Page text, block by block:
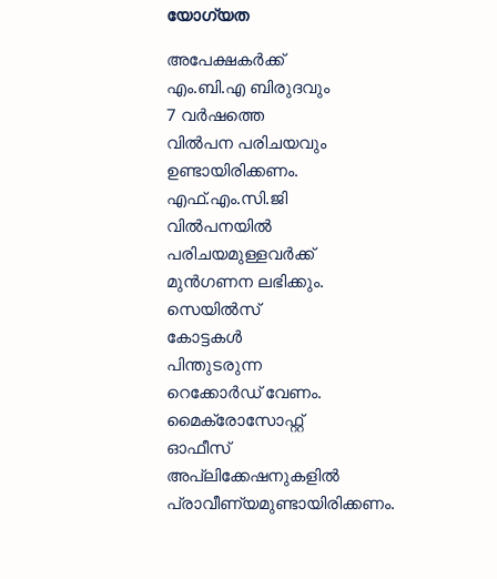
യോഗ്യത
അപേക്ഷകർക്ക്
എം.ബി.എ ബിരുദവും
7 വർഷത്തെ
വിൽപന പരിചയവും
ഉണ്ടായിരിക്കണം.
എഫ്.എം.സി.ജി
വിൽപനയിൽ
പരിചയമുള്ളവർക്ക്
മുൻഗണന ലഭിക്കും.
സെയിൽസ്
കോട്ടകൾ
പിന്തുടരുന്ന
റെക്കോർഡ് വേണം.
മൈക്രോസോഫ്റ്റ്
ഓഫീസ്
അപ്ലിക്കേഷനുകളിൽ
പ്രാവീണ്യമുണ്ടായിരിക്കണം.